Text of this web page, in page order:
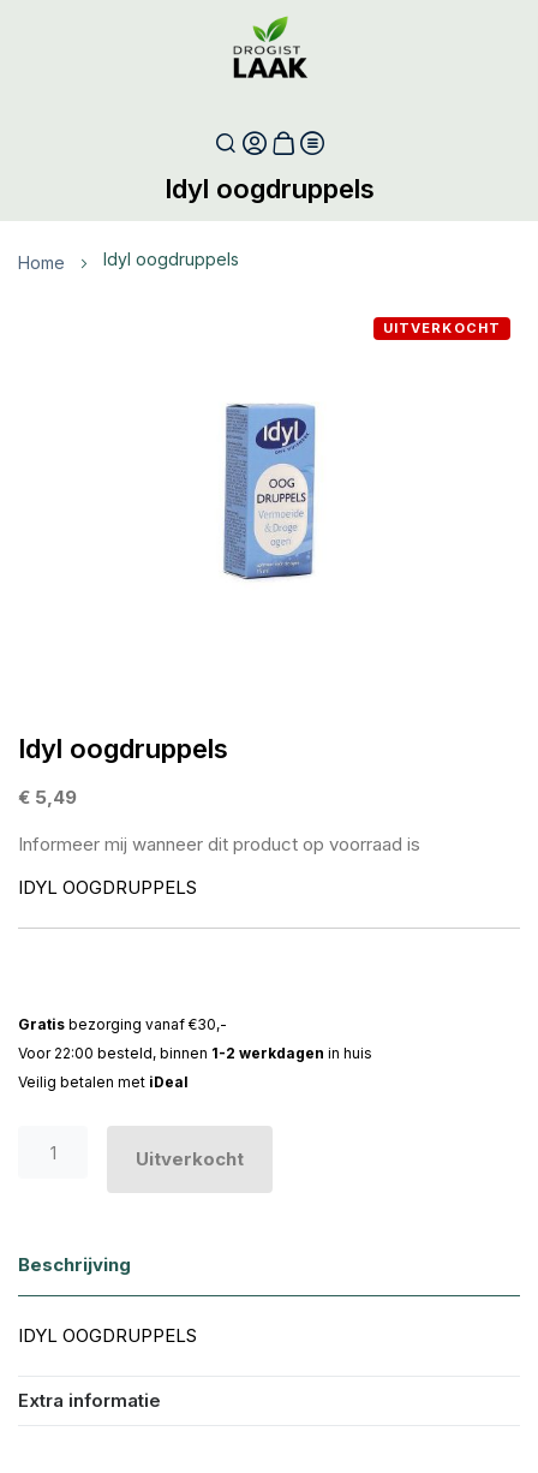
Idyl oogdruppels
Home idyl oogdruppels
het
begin
de
afbeeldingen-
UITVERKOCHT
Idyl oogdruppels
€ 5,49
Informeer mij wanneer dit product op voorraad is
IDYL OOGDRUPPELS
Gratis bezorging vanaf €30,-
Voor 22:00 besteld, binnen 1-2 werkdagen in huis
Veilig betalen met iDeal
Uitverkocht
Beschrijving
IDYL OOGDRUPPELS
Extra informatie